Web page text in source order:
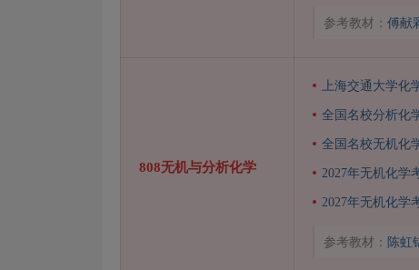
参考教材： 傅献
808无机与分析化学
上海交通大学化
全国名校分析化
全国名校无机化
2027年无机化学
2027年无机化学
参考教材： 陈虹